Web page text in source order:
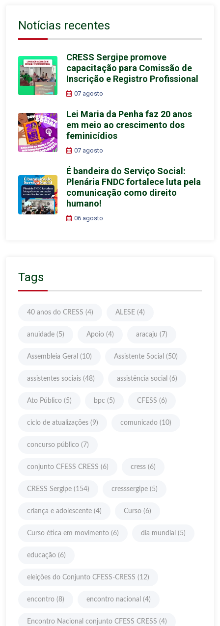
Notícias recentes
CRESS Sergipe promove
capacitação para Comissão de
Inscrição e Registro Profissional
07 agosto
Lei Maria da Penha faz 20 anos
em meio ao crescimento dos
feminicídios
07 agosto
É bandeira do Serviço Social:
Plenária FNDC fortalece luta pela
comunicação como direito
humano!
06 agosto
Tags
40 anos do CRESS (4) ALESE (4)
anuidade (5) Apoio (4) aracaju (7)
Assembleia Geral (10) Assistente Social (50)
assistentes sociais (48) assistência social (6)
Ato Público (5) bpc (5) CFESS (6)
ciclo de atualizações (9) comunicado (10)
concurso público (7)
conjunto CFESS CRESS (6) cress (6)
CRESS Sergipe (154) cresssergipe (5)
criança e adolescente (4) Curso (6)
Curso ética em movimento (6) dia mundial (5)
educação (6)
eleições do Conjunto CFESS-CRESS (12)
encontro (8) encontro nacional (4)
Encontro Nacional conjunto CFESS CRESS (4)